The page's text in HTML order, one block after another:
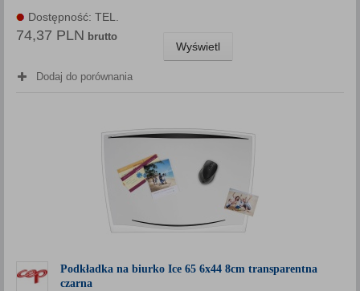
Dostępność: TEL.
74,37 PLN brutto
Wyświetl
Dodaj do porównania
Podkładka na biurko Ice 65 6x44 8cm transparentna
czarna